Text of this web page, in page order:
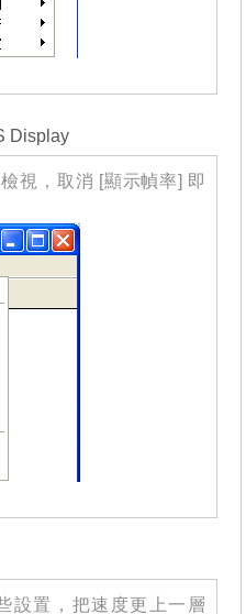
Display
視，取消 [顯示幀率] 即
設置，把速度更上一層